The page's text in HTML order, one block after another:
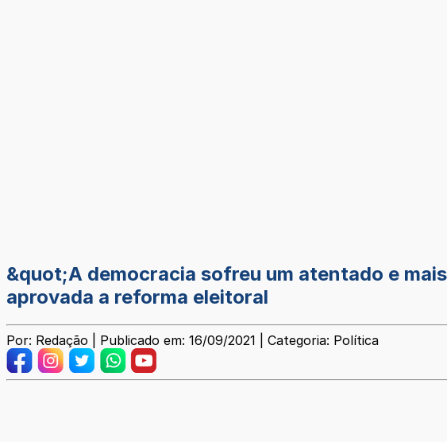
&quot;A democracia sofreu um atentado e
aprovada a reforma eleitoral
Por: Redação | Publicado em: 16/09/2021 | Categoria: Política